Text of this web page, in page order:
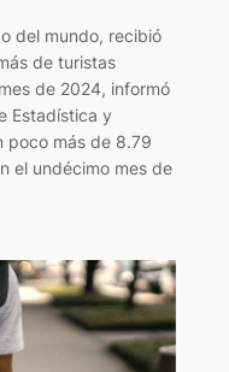
del mundo, recibió
de turistas
de 2024, informó
Estadística y
poco más de 8.79
el undécimo mes de